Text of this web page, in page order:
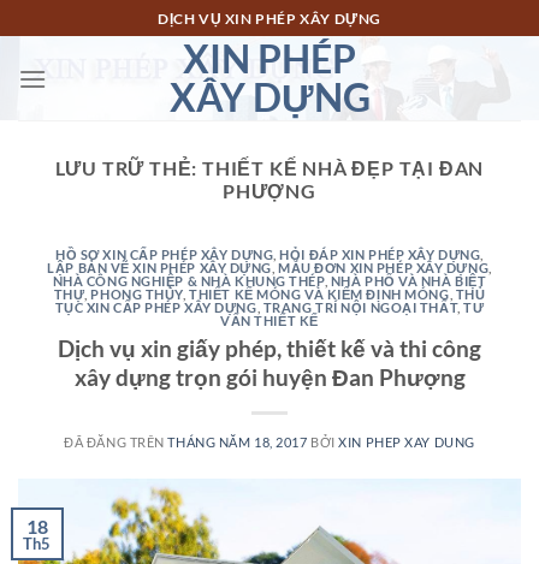
đến
nội
DỊCH VỤ XIN PHÉP XÂY DỰNG
XIN PHÉP
XÂY DỰNG
LƯU TRỮ THẺ:THIẾT KẾ NHÀ ĐẸP TẠI ĐAN
PHƯỢNG
HỒ SƠ XIN CẤP PHÉP XÂY DỰNG ,HỎI ĐÁP XIN PHÉP XÂY DỰNG
LẬP BẢN VẼ XIN PHÉP XÂY DỰNG,MẪU ĐƠN XIN PHÉP XÂY DỰNG
NHÀ CÔNG NGHIỆP & NHÀ KHUNG THÉP, NHÀ PHỐ VÀ NHÀ BIỆT
THỰ PHONG THỦY ,THIẾT KẾ MÓNG VÀ KIỂM ĐỊNH MÓNG THỦ
TỤC XIN CẤP PHÉP XÂY DỰNG TRANG TRÍ NỘI NGOẠI THẤT,TƯ
VẤN THIẾT KẾ
Dịch vụ xin giấy phép, thiết kế và thi công
xây dựng trọn gói huyện Đan Phượng
ĐÃ ĐĂNG TRÊNTHÁNG NĂM 18, 2017 BỞIXIN PHEP XAY DUNG
18
Th5